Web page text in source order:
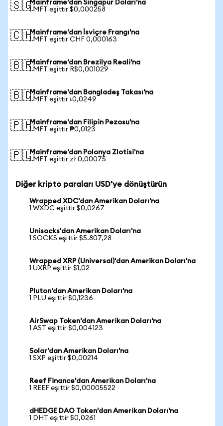
🇸🇬Mainframe'dan Singapur Doları'na
1 MFT eşittir $0,000258
🇨🇭Mainframe'dan İsviçre Frangı'na
1 MFT eşittir CHF 0,000163
🇧🇷Mainframe'dan Brezilya Reali'na
1 MFT eşittir R$0,001029
🇧🇩Mainframe'dan Bangladeş Takası'na
1 MFT eşittir ৳0,0249
🇵🇭Mainframe'dan Filipin Pezosu'na
1 MFT eşittir ₱0,0123
🇵🇱Mainframe'dan Polonya Zlotisi'na
1 MFT eşittir zł 0,00075
Diğer kripto paraları USD'ye dönüştürün
Wrapped XDC'dan Amerikan Doları'na
1 WXDC eşittir $0,0267
Unisocks'dan Amerikan Doları'na
1 SOCKS eşittir $5.807,28
Wrapped XRP (Universal)'dan Amerikan Doları'na
1 UXRP eşittir $1,02
Pluton'dan Amerikan Doları'na
1 PLU eşittir $0,1236
AirSwap Token'dan Amerikan Doları'na
1 AST eşittir $0,004123
Solar'dan Amerikan Doları'na
1 SXP eşittir $0,00214
Reef Finance'dan Amerikan Doları'na
1 REEF eşittir $0,00005522
dHEDGE DAO Token'dan Amerikan Doları'na
1 DHT eşittir $0,0261